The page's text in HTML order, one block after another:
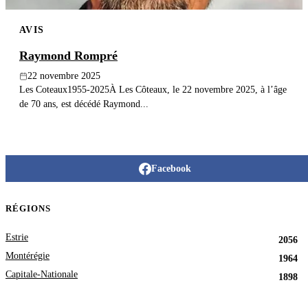
AVIS
Raymond Rompré
22 novembre 2025
Les Coteaux1955-2025À Les Côteaux, le 22 novembre 2025, à l’âge
de 70 ans, est décédé Raymond...
Facebook
RÉGIONS
Estrie
2056
Montérégie
1964
Capitale-Nationale
1898